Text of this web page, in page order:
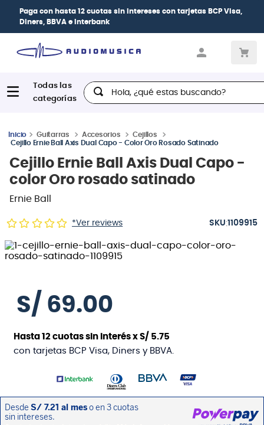
Paga con hasta 12 cuotas sin intereses con tarjetas BCP Visa,
Diners, BBVA e Interbank
Hola, ¿qué estas buscando?
Guitarras Accesorios
Cejillos
Cejillo Ernie Ball Axis Dual Capo - Color Oro Rosado Satinado
Cejillo Ernie Ball Axis Dual Capo -
color Oro rosado satinado
Ernie Ball
*Ver reviews :1109915
S/ 69.00
Hasta12 cuotas sin interés xS/ 5.75
con tarjetas BCP Visa, Diners y BBVA.